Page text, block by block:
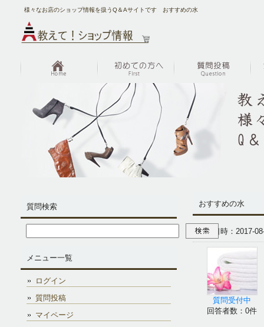
様々なお店のショップ情報を扱うQ＆Aサイトです おすすめの水
おすすめの水
投稿日時：2017-
質問受付中
回答者数：0件
質問検索
メニュー一覧
ログイン
質問投稿
マイページ